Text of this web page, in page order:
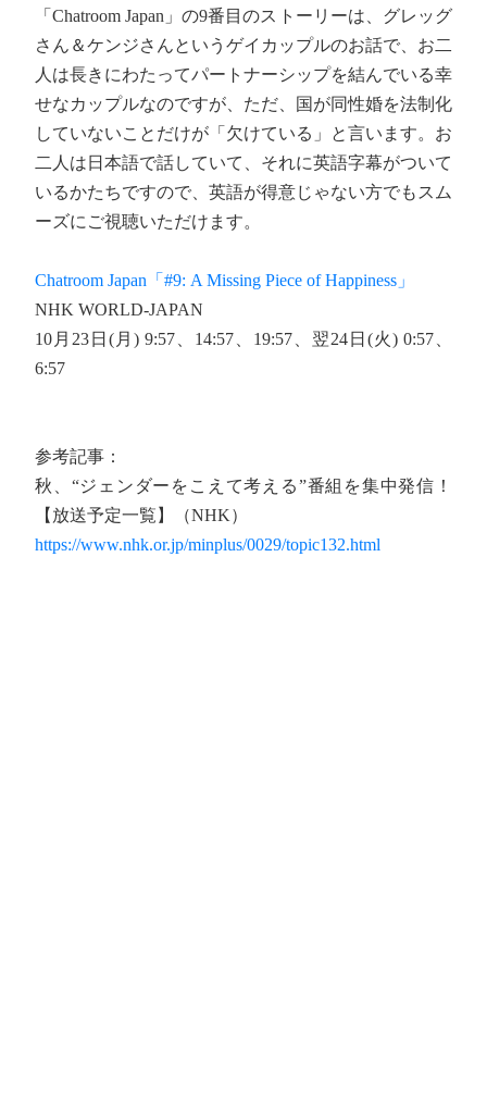
「Chatroom Japan」の9番目のストーリーは、グレッグ
さん＆ケンジさんというゲイカップルのお話で、お二
人は長きにわたってパートナーシップを結んでいる幸
せなカップルなのですが、ただ、国が同性婚を法制化
していないことだけが「欠けている」と言います。お
二人は日本語で話していて、それに英語字幕がついて
いるかたちですので、英語が得意じゃない方でもスム
ーズにご視聴いただけます。
Chatroom Japan「#9: A Missing Piece of Happiness」
NHK WORLD-JAPAN
10月23日(月) 9:57、14:57、19:57、翌24日(火) 0:57、
6:57
参考記事：
秋、“ジェンダーをこえて考える”番組を集中発信！
【放送予定一覧】（NHK）
https://www.nhk.or.jp/minplus/0029/topic132.html